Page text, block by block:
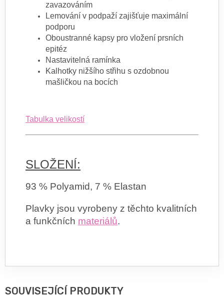
zavazováním
Lemování v podpaží zajišťuje maximální
podporu
Oboustranné kapsy pro vložení prsních
epitéz
Nastavitelná ramínka
Kalhotky nižšího střihu s ozdobnou
mašličkou na bocích
Tabulka velikostí
SLOŽENÍ:
93 % Polyamid, 7 % Elastan
Plavky jsou vyrobeny z těchto kvalitních
a funkčních materiálů.
SOUVISEJÍCÍ PRODUKTY